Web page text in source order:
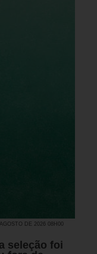
DE 2026 08H00
seleção foi